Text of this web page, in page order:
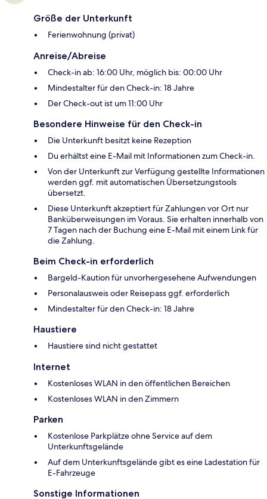
Größe der Unterkunft
Ferienwohnung (privat)
Anreise/Abreise
Check-in ab: 16:00 Uhr, möglich bis: 00:00 Uhr
Mindestalter für den Check-in: 18 Jahre
Der Check-out ist um 11:00 Uhr
Besondere Hinweise für den Check-in
Die Unterkunft besitzt keine Rezeption
Du erhältst eine E-Mail mit Informationen zum Check-in.
Von der Unterkunft zur Verfügung gestellte Informationen
werden ggf. mit automatischen Übersetzungstools
übersetzt.
Diese Unterkunft akzeptiert für Zahlungen vor Ort nur
Banküberweisungen im Voraus. Sie erhalten innerhalb von
7 Tagen nach der Buchung eine E-Mail mit einem Link für
die Zahlung.
Beim Check-in erforderlich
Bargeld-Kaution für unvorhergesehene Aufwendungen
Personalausweis oder Reisepass ggf. erforderlich
Mindestalter für den Check-in: 18 Jahre
Haustiere
Haustiere sind nicht gestattet
Internet
Kostenloses WLAN in den öffentlichen Bereichen
Kostenloses WLAN in den Zimmern
Parken
Kostenlose Parkplätze ohne Service auf dem
Unterkunftsgelände
Auf dem Unterkunftsgelände gibt es eine Ladestation für
E-Fahrzeuge
Sonstige Informationen